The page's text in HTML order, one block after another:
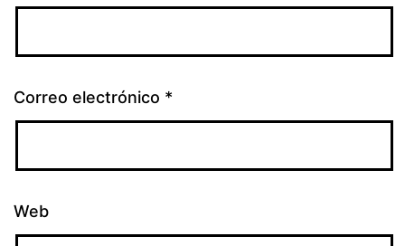
Correo electrónico *
Web